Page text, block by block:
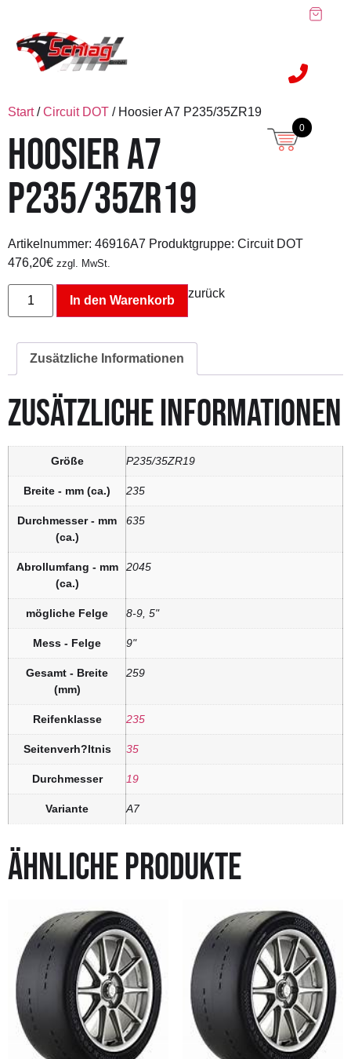
Start/Circuit DOT / Hoosier A7 P235/35ZR19
HOOSIER A7
P235/35ZR19
Artikelnummer: 46916A7 Produktgruppe: Circuit DOT
476,20€ zzgl. MwSt.
In den Warenkorb
zurück
Zusätzliche Informationen
ZUSÄTZLICHE INFORMATIONEN
Größe P235/35ZR19
Breite - mm (ca.) 235
Durchmesser - mm
(ca.)
635
Abrollumfang - mm
(ca.)
2045
mögliche Felge 8-9, 5"
Mess - Felge 9"
Gesamt - Breite
(mm)
259
Reifenklasse 235
Seitenverh?ltnis 35
Durchmesser 19
Variante A7
ÄHNLICHE PRODUKTE
0